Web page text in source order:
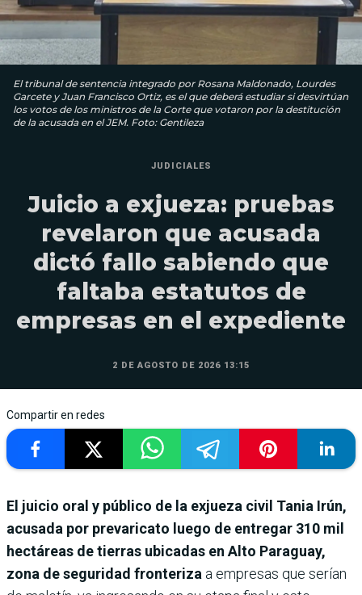
El tribunal de sentencia integrado por Rosana Maldonado, Lourdes
Garcete y Juan Francisco Ortiz, es el que deberá estudiar si desvirtúan
los votos de los ministros de la Corte que votaron por la destitución
de la acusada en el JEM. Foto: Gentileza
JUDICIALES
Juicio a exjueza: pruebas
revelaron que acusada
dictó fallo sabiendo que
faltaba estatutos de
empresas en el expediente
2 DE AGOSTO DE 2026 13:15
Compartir en redes
El juicio oral y público de la exjueza civil Tania Irún,
acusada por prevaricato luego de entregar 310 mil
hectáreas de tierras ubicadas en Alto Paraguay,
zona de seguridad fronteriza a empresas que serían